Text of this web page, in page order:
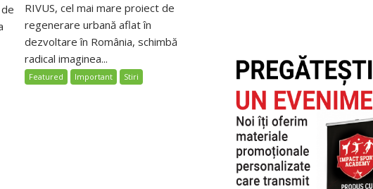
RIVUS, cel mai mare proiect de
regenerare urbană aflat în
dezvoltare în România, schimbă
radical imaginea...
Featured Important Stiri